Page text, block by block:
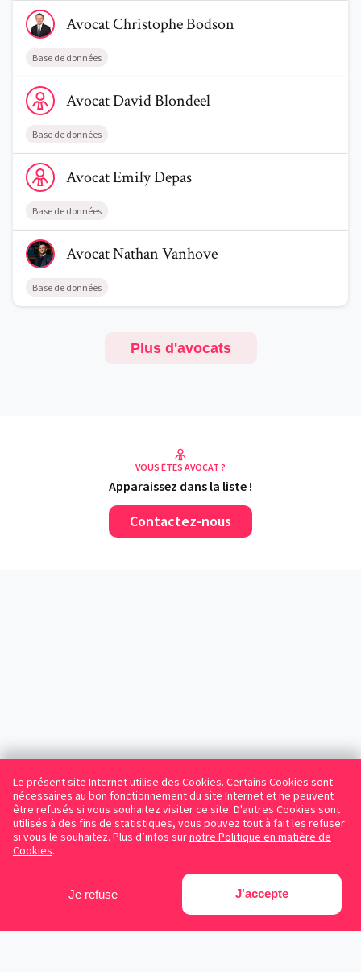
Le présent site Internet utilise des Cookies. Certains Cookies sont
nécessaires au bon fonctionnement du site Internet et ne peuvent
être refusés si vous souhaitez visiter ce site. D'autres Cookies sont
utilisés à des fins de statistiques, vous pouvez tout à fait les refuser
si vous le souhaitez. Plus d’infos surnotre Politique en matière de
Cookies.
Je refuse J'accepte
Voir le profil de AvocatChristophe Bodson
AvocatChristopheBodson
Base de données
Voir le profil de AvocatDavid Blondeel
AvocatDavidBlondeel
Base de données
Voir le profil de AvocatEmily Depas
AvocatEmilyDepas
Base de données
Voir le profil de AvocatNathan Vanhove
AvocatNathanVanhove
Base de données
Plus d'avocats
VOUS ÊTES AVOCAT ?
Apparaissez dans la liste !
Contactez-nous